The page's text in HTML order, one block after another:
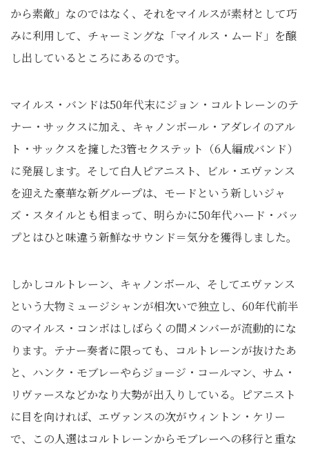
から素敵」なのではなく、それをマイルスが素材として巧
みに利用して、チャーミングな「マイルス・ムード」を醸
し出しているところにあるのです。
マイルス・バンドは50年代末にジョン・コルトレーンのテ
ナー・サックスに加え、キャノンボール・アダレイのアル
ト・サックスを擁した3管セクステット（6人編成バンド）
に発展します。そして白人ピアニスト、ビル・エヴァンス
を迎えた豪華な新グループは、モードという新しいジャ
ズ・スタイルとも相まって、明らかに50年代ハード・バッ
プとはひと味違う新鮮なサウンド＝気分を獲得しました。
しかしコルトレーン、キャノンボール、そしてエヴァンス
という大物ミュージシャンが相次いで独立し、60年代前半
のマイルス・コンボはしばらくの間メンバーが流動的にな
ります。テナー奏者に限っても、コルトレーンが抜けたあ
と、ハンク・モブレーやらジョージ・コールマン、サム・
リヴァースなどかなり大勢が出入りしている。ピアニスト
に目を向ければ、エヴァンスの次がウィントン・ケリー
で、この人選はコルトレーンからモブレーへの移行と重な